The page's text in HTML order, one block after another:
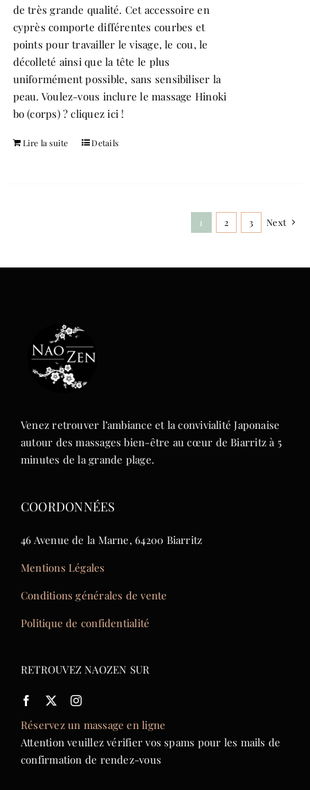
de très grande qualité. Cet accessoire en
cyprès comporte différentes courbes et
points pour travailler le visage, le cou, le
décolleté ainsi que la tête le plus
uniformément possible, sans sensibiliser la
peau. Voulez-vous inclure le massage Hinoki
bo (corps) ?cliquez ici !
Lire la suite Details
1 2 3 Next
Venez retrouver l’ambiance et la convivialité Japonaise
autour des massages bien-être au cœur de Biarritz à 5
minutes de la grande plage.
COORDONNÉES
46 Avenue de la Marne, 64200 Biarritz
Mentions Légales
Conditions générales de vente
Politique de confidentialité
RETROUVEZ NAOZEN SUR
Réservez un massage en ligne
Attention veuillez vérifier vos spams pour les mails de
confirmation de rendez-vous